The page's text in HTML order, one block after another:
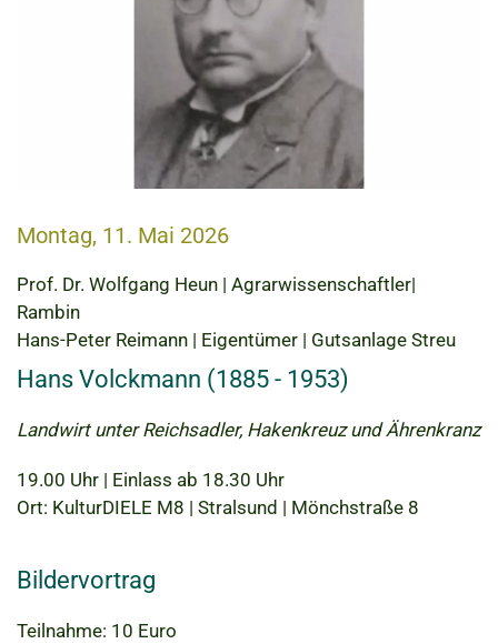
Montag, 11. Mai 2026
Prof. Dr. Wolfgang Heun | Agrarwissenschaftler|
Rambin
Hans-Peter Reimann | Eigentümer | Gutsanlage Streu
Hans Volckmann (1885 - 1953)
Landwirt unter Reichsadler, Hakenkreuz und Ährenkranz
19.00 Uhr | Einlass ab 18.30 Uhr
Ort: KulturDIELE M8 | Stralsund | Mönchstraße 8
Bildervortrag
Teilnahme: 10 Euro